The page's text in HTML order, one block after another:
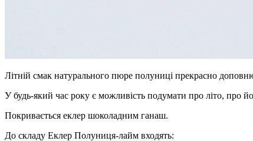
Літній смак натурального пюре полуниці прекрасно
У будь-який час року є можливість подумати про літо, про
Покривається еклер шоколадним ганаш.
До складу Еклер Полуниця-лайм входять: